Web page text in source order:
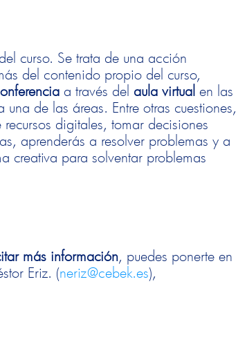
curso. Se trata de una acción
del contenido propio del curso,
a través del aula virtualen las
una de las áreas. Entre otras cuestiones,
digitales, tomar decisiones
aprenderás a resolver problemas y a
creativa para solventar problemas
más información, puedes ponerte en
Eriz. (neriz@cebek.es),